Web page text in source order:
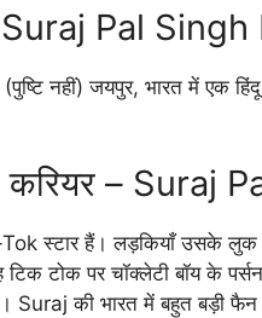
(Suraj Pal
नहीं) जयपुर, भारत में एक
करियर – Suraj
स्टार हैं। लड़कियाँ उसके लुक
टोक पर चॉक्लेटी बॉय के
की भारत में बहुत बड़ी फैन